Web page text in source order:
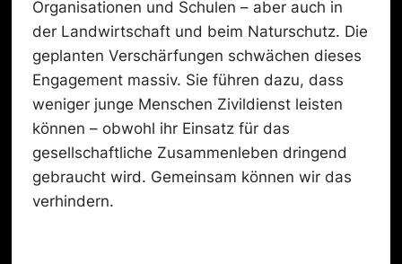
Organisationen und Schulen – aber auch in
der Landwirtschaft und beim Naturschutz. Die
geplanten Verschärfungen schwächen dieses
Engagement massiv. Sie führen dazu, dass
weniger junge Menschen Zivildienst leisten
können – obwohl ihr Einsatz für das
gesellschaftliche Zusammenleben dringend
gebraucht wird. Gemeinsam können wir das
verhindern.